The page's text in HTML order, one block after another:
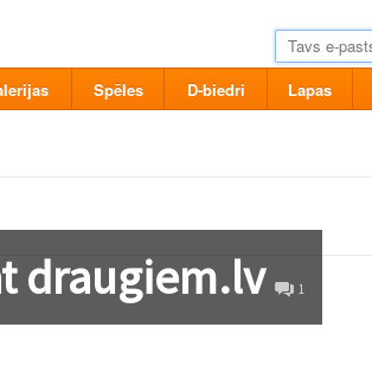
Spēles D-biedri Lapas
draugiem.lv 1